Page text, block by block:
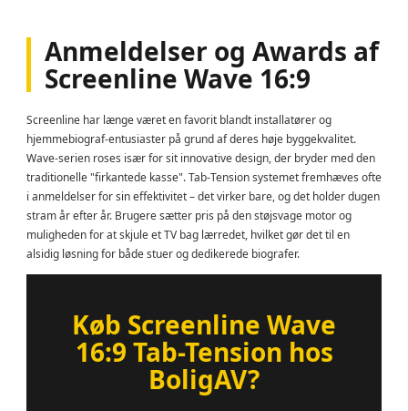
Anmeldelser og Awards af
Screenline Wave 16:9
Screenline har længe været en favorit blandt installatører og
hjemmebiograf-entusiaster på grund af deres høje byggekvalitet.
Wave-serien roses især for sit innovative design, der bryder med den
traditionelle "firkantede kasse". Tab-Tension systemet fremhæves ofte
i anmeldelser for sin effektivitet – det virker bare, og det holder dugen
stram år efter år. Brugere sætter pris på den støjsvage motor og
muligheden for at skjule et TV bag lærredet, hvilket gør det til en
alsidig løsning for både stuer og dedikerede biografer.
Køb Screenline Wave
16:9 Tab-Tension hos
BoligAV?